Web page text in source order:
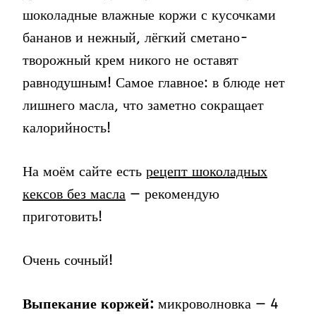
шоколадные влажные коржи с кусочками
бананов и нежный, лёгкий сметано-
творожный крем никого не оставят
равнодушным! Самое главное: в блюде нет
лишнего масла, что заметно сокращает
калорийность!
На моём сайте есть рецепт шоколадных
кексов без масла — рекомендую
приготовить!
Очень сочный!
Выпекание коржей: микроволновка — 4